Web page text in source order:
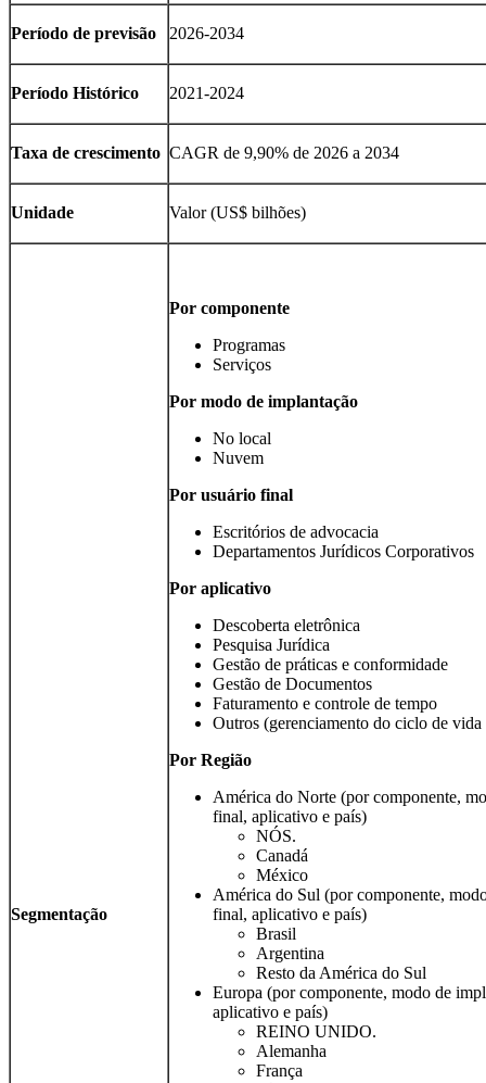
Período de previsão 2026-2034
Período Histórico 2021-2024
Taxa de crescimento CAGR de 9,90% de 2026 a 2034
Unidade Valor (US$ bilhões)
Segmentação
Por componente
Programas
Serviços
Por modo de implantação
No local
Nuvem
Por usuário final
Escritórios de advocacia
Departamentos Jurídicos Corporativos
Por aplicativo
Descoberta eletrônica
Pesquisa Jurídica
Gestão de práticas e conformidade
Gestão de Documentos
Faturamento e controle de tempo
Outros (gerenciamento do ciclo de vida
Por Região
América do Norte (por componente,
final, aplicativo e país)
NÓS.
Canadá
México
América do Sul (por componente,
final, aplicativo e país)
Brasil
Argentina
Resto da América do Sul
Europa (por componente, modo de
aplicativo e país)
REINO UNIDO.
Alemanha
França